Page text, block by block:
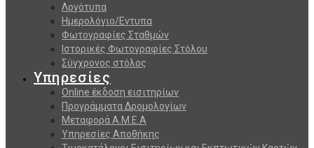
Λογότυπα
Ημερολόγιο/Εντυπα
Φωτογραφίες Σταθμών
Ιστορικές Φωτογραφίες Στόλου
Σύγχρονος στόλος
Υπηρεσίες
Online έκδοση εισιτηρίων
Προγράμματα Δρομολογίων
Μεταφορά Α.Μ.Ε.Α
Υπηρεσίες Αποθήκης